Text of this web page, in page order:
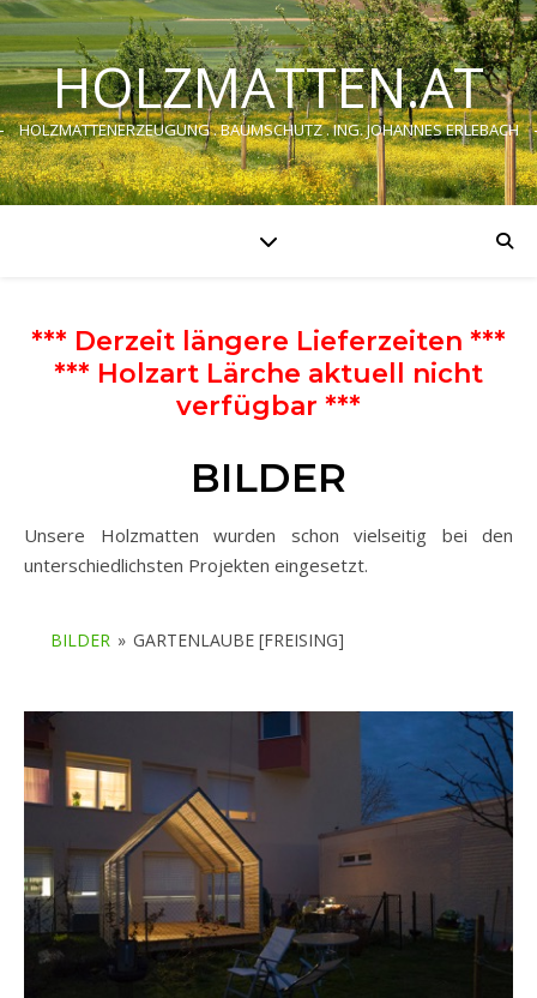
HOLZMATTEN.AT
HOLZMATTENERZEUGUNG . BAUMSCHUTZ . ING. JOHANNES ERLEBACH
*** Derzeit längere Lieferzeiten ***
*** Holzart Lärche aktuell nicht
verfügbar ***
BILDER
Unsere Holzmatten wurden schon vielseitig bei den
unterschiedlichsten Projekten eingesetzt.
BILDER » GARTENLAUBE [FREISING]